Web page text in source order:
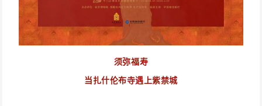
须弥福寿
当扎什伦布寺遇上紫禁城